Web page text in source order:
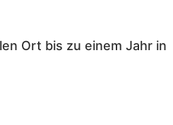
Ort bis zu einem Jahr in